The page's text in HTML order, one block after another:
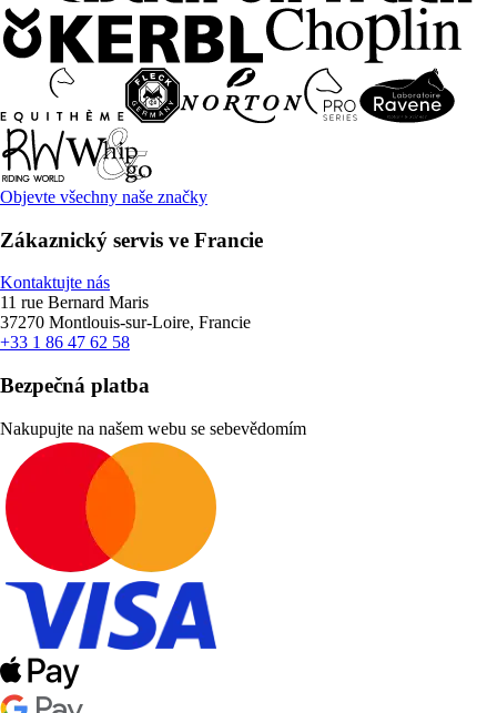
Objevte všechny naše značky
Zákaznický servis ve Francie
Kontaktujte nás
11 rue Bernard Maris
37270 Montlouis-sur-Loire, Francie
+33 1 86 47 62 58
Bezpečná platba
Nakupujte na našem webu se sebevědomím